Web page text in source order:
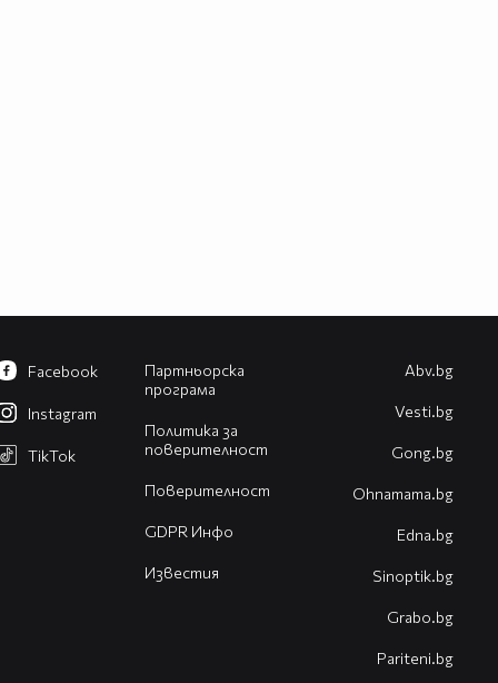
Партньорска
програма
Политика за
поверителност
Поверителност
GDPR Инфо
Известия
Facebook
Instagram
TikTok
Abv.bg
Vesti.bg
Gong.bg
Оhnamama.bg
Edna.bg
Sinoptik.bg
Grabo.bg
Pariteni.bg